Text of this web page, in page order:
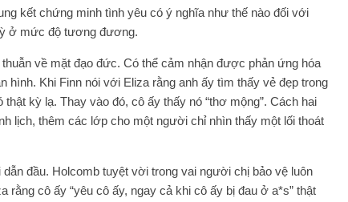
kết chứng minh tình yêu có ý nghĩa như thế nào đối với
ở mức độ tương đương.
về mặt đạo đức. Có thể cảm nhận được phản ứng hóa
Khi Finn nói với Eliza rằng anh ấy tìm thấy vẻ đẹp trong
kỳ lạ. Thay vào đó, cô ấy thấy nó “thơ mộng”. Cách hai
lịch, thêm các lớp cho một người chỉ nhìn thấy một lối thoát
đầu. Holcomb tuyệt vời trong vai người chị bảo vệ luôn
cô ấy “yêu cô ấy, ngay cả khi cô ấy bị đau ở a*s” thật